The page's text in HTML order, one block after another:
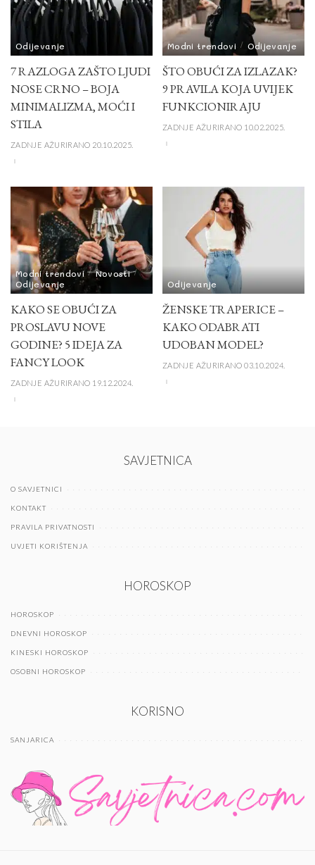
Odijevanje
7 RAZLOGA ZAŠTO LJUDI
NOSE CRNO – BOJA
MINIMALIZMA, MOĆI I
STILA
ZADNJE AŽURIRANO 20.10.2025.
Modni trendovi Odijevanje
ŠTO OBUĆI ZA IZLAZAK?
9 PRAVILA KOJA UVIJEK
FUNKCIONIRAJU
ZADNJE AŽURIRANO 10.02.2025.
Modni trendovi
Novosti
Odijevanje
KAKO SE OBUĆI ZA
PROSLAVU NOVE
GODINE? 5 IDEJA ZA
FANCY LOOK
ZADNJE AŽURIRANO 19.12.2024.
Odijevanje
ŽENSKE TRAPERICE –
KAKO ODABRATI
UDOBAN MODEL?
ZADNJE AŽURIRANO 03.10.2024.
SAVJETNICA
O SAVJETNICI
KONTAKT
PRAVILA PRIVATNOSTI
UVJETI KORIŠTENJA
HOROSKOP
HOROSKOP
DNEVNI HOROSKOP
KINESKI HOROSKOP
OSOBNI HOROSKOP
KORISNO
SANJARICA